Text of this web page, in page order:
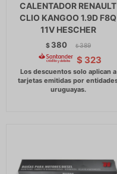
CALENTADOR RENAULT
CLIO KANGOO 1.9D F8Q
11V HESCHER
$ 380 $ 389
$ 323